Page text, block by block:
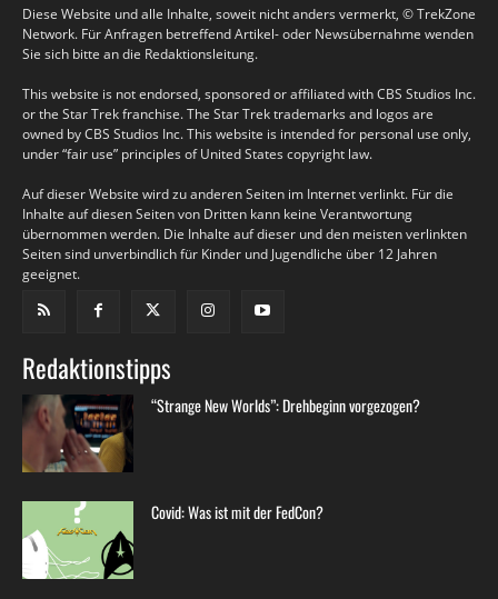
Diese Website und alle Inhalte, soweit nicht anders vermerkt, © TrekZone
Network. Für Anfragen betreffend Artikel- oder Newsübernahme wenden
Sie sich bitte an die Redaktionsleitung.
This website is not endorsed, sponsored or affiliated with CBS Studios Inc.
or the Star Trek franchise. The Star Trek trademarks and logos are
owned by CBS Studios Inc. This website is intended for personal use only,
under “fair use” principles of United States copyright law.
Auf dieser Website wird zu anderen Seiten im Internet verlinkt. Für die
Inhalte auf diesen Seiten von Dritten kann keine Verantwortung
übernommen werden. Die Inhalte auf dieser und den meisten verlinkten
Seiten sind unverbindlich für Kinder und Jugendliche über 12 Jahren
geeignet.
Redaktionstipps
“Strange New Worlds”: Drehbeginn vorgezogen?
Covid: Was ist mit der FedCon?